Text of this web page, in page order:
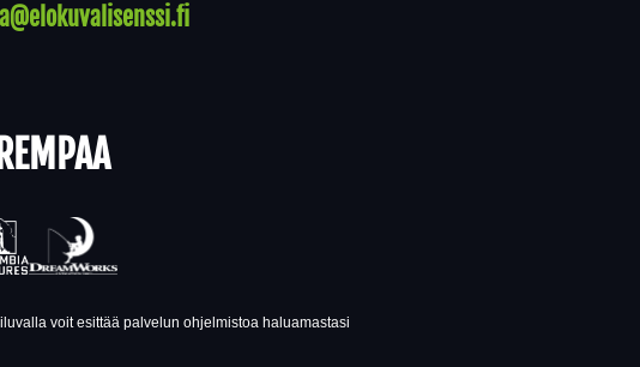
voit esittää palvelun ohjelmistoa haluamastasi